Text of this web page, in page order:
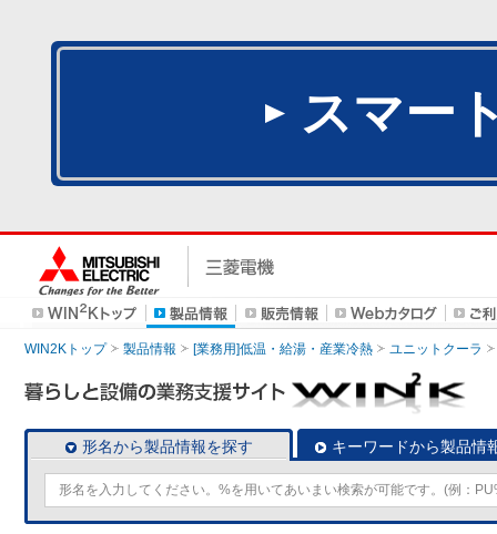
スマー
WIN2Kトップ 製品情報 [業務用]低温・給湯・産業冷熱 ユニットクーラ
形名から製品情報を探す キーワードから製品情